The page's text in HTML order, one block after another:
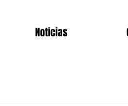
Noticias